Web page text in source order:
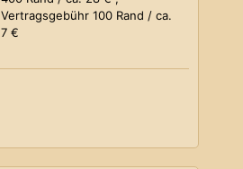
Vertragsgebühr 100 Rand / ca.
7 €